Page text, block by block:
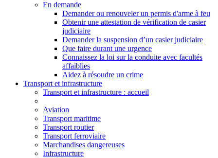
En demande
Demander ou renouveler un permis d'arme à feu
Obtenir une attestation de vérification de casier
judiciaire
Demander la suspension d’un casier judiciaire
Que faire durant une urgence
Connaissez la loi sur la conduite avec facultés
affaiblies
Aidez à résoudre un crime
Transport et infrastructure
Transport et infrastructure : accueil
Aviation
Transport maritime
Transport routier
Transport ferroviaire
Marchandises dangereuses
Infrastructure